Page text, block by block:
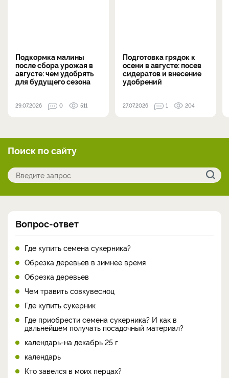
Подкормка малины
после сбора урожая в
августе: чем удобрять
для будущего сезона
29.07.2026 0 511
Подготовка грядок к
осени в августе: посев
сидератов и внесение
удобрений
27.07.2026 1 204
Поиск по сайту
Вопрос-ответ
Где купить семена сукерника?
Обрезка деревьев в зимнее время
Обрезка деревьев
Чем травить совкувесноц
Где купить сукерник
Где приобрести семена сукерника? И как в
дальнейшем получать посадочный материал?
календарь-на декабрь 25 г
календарь
Кто завелся в моих перцах?